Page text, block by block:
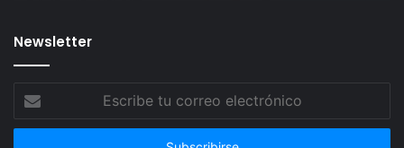
Newsletter
correo